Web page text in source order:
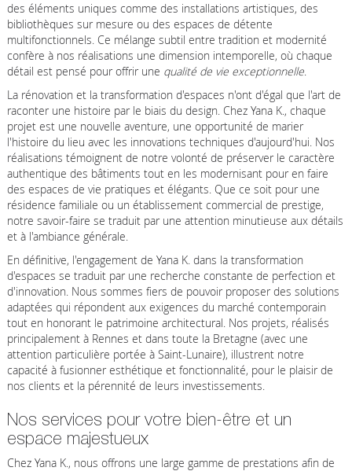
des éléments uniques comme des installations artistiques, des
bibliothèques sur mesure ou des espaces de détente
multifonctionnels. Ce mélange subtil entre tradition et modernité
confère à nos réalisations une dimension intemporelle, où chaque
détail est pensé pour offrir une qualité de vie exceptionnelle.
La rénovation et la transformation d'espaces n'ont d'égal que l'art de
raconter une histoire par le biais du design. Chez Yana K., chaque
projet est une nouvelle aventure, une opportunité de marier
l'histoire du lieu avec les innovations techniques d'aujourd'hui. Nos
réalisations témoignent de notre volonté de préserver le caractère
authentique des bâtiments tout en les modernisant pour en faire
des espaces de vie pratiques et élégants. Que ce soit pour une
résidence familiale ou un établissement commercial de prestige,
notre savoir-faire se traduit par une attention minutieuse aux détails
et à l'ambiance générale.
En définitive, l'engagement de Yana K. dans la transformation
d'espaces se traduit par une recherche constante de perfection et
d'innovation. Nous sommes fiers de pouvoir proposer des solutions
adaptées qui répondent aux exigences du marché contemporain
tout en honorant le patrimoine architectural. Nos projets, réalisés
principalement à Rennes et dans toute la Bretagne (avec une
attention particulière portée à Saint-Lunaire), illustrent notre
capacité à fusionner esthétique et fonctionnalité, pour le plaisir de
nos clients et la pérennité de leurs investissements.
Nos services pour votre bien-être et un
espace majestueux
Chez Yana K., nous offrons une large gamme de prestations afin de